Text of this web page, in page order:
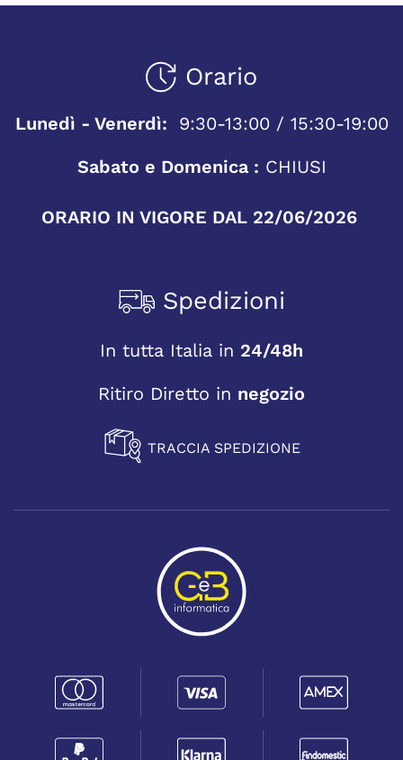
Orario
Lunedì - Venerdì:
9:30-13:00 / 15:30-19:00
Sabato e Domenica : CHIUSI
ORARIO IN VIGORE DAL 22/06/2026
Spedizioni
In tutta Italia in 24/48h
Ritiro Diretto in negozio
TRACCIA SPEDIZIONE